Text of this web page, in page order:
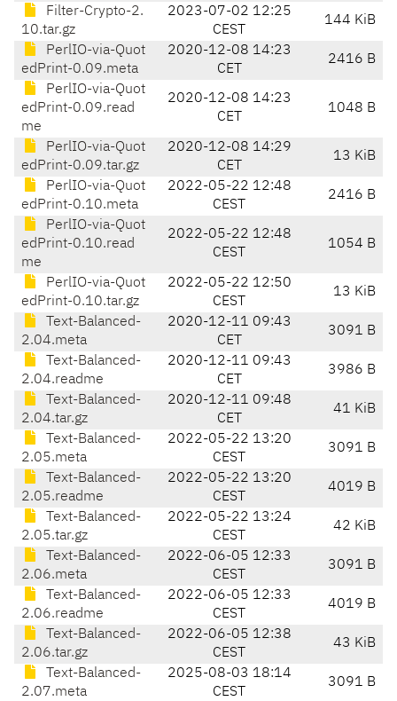
Filter-Crypto-2.
10.tar.gz
2023-07-02 12:25
CEST
144 KiB
PerlIO-via-Quot
edPrint-0.09.meta
2020-12-08 14:23
CET
2416 B
PerlIO-via-Quot
edPrint-0.09.read
me
2020-12-08 14:23
CET
1048 B
PerlIO-via-Quot
edPrint-0.09.tar.gz
2020-12-08 14:29
CET
13 KiB
PerlIO-via-Quot
edPrint-0.10.meta
2022-05-22 12:48
CEST
2416 B
PerlIO-via-Quot
edPrint-0.10.read
me
2022-05-22 12:48
CEST
1054 B
PerlIO-via-Quot
edPrint-0.10.tar.gz
2022-05-22 12:50
CEST
13 KiB
Text-Balanced-
2.04.meta
2020-12-11 09:43
CET
3091 B
Text-Balanced-
2.04.readme
2020-12-11 09:43
CET
3986 B
Text-Balanced-
2.04.tar.gz
2020-12-11 09:48
CET
41 KiB
Text-Balanced-
2.05.meta
2022-05-22 13:20
CEST
3091 B
Text-Balanced-
2.05.readme
2022-05-22 13:20
CEST
4019 B
Text-Balanced-
2.05.tar.gz
2022-05-22 13:24
CEST
42 KiB
Text-Balanced-
2.06.meta
2022-06-05 12:33
CEST
3091 B
Text-Balanced-
2.06.readme
2022-06-05 12:33
CEST
4019 B
Text-Balanced-
2.06.tar.gz
2022-06-05 12:38
CEST
43 KiB
Text-Balanced-
2.07.meta
2025-08-03 18:14
CEST
3091 B